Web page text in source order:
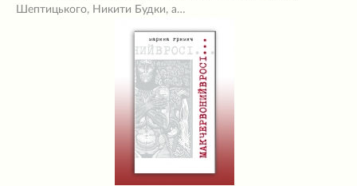
Шептицького, Никити Будки, а…